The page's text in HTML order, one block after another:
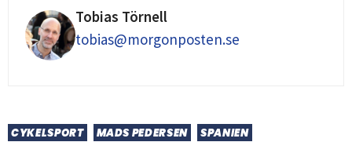
Tobias Törnell
tobias@morgonposten.se
CYKELSPORT MADS PEDERSEN
SPANIEN